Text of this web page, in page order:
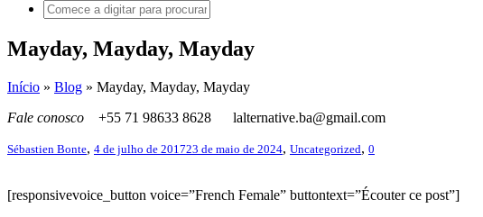
Mayday, Mayday, Mayday
Início » Blog » Mayday, Mayday, Mayday
Fale conosco
+55 71 98633 8628 lalternative.ba@gmail.com
Sébastien Bonte, 4 de julho de 201723 de maio de 2024, Uncategorized, 0
[responsivevoice_button voice=”French Female” buttontext=”Écouter ce post”]